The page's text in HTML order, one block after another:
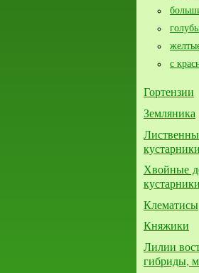
с
Гортензии
Земляника
кустарники
Хвойные
кустарники
Клематисы
Княжики
Лилии
гибриды,